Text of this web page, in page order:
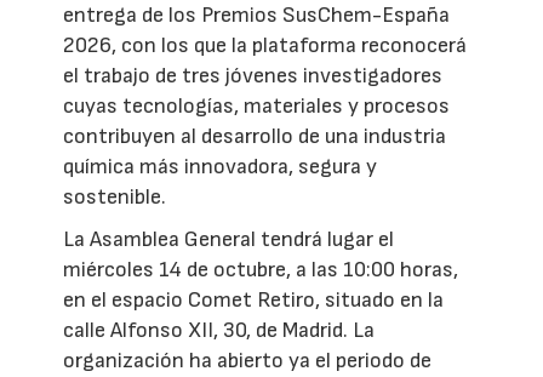
entrega de los Premios SusChem-España
2026, con los que la plataforma reconocerá
el trabajo de tres jóvenes investigadores
cuyas tecnologías, materiales y procesos
contribuyen al desarrollo de una industria
química más innovadora, segura y
sostenible.
La Asamblea General tendrá lugar el
miércoles 14 de octubre, a las 10:00 horas,
en el espacio Comet Retiro, situado en la
calle Alfonso XII, 30, de Madrid. La
organización ha abierto ya el periodo de